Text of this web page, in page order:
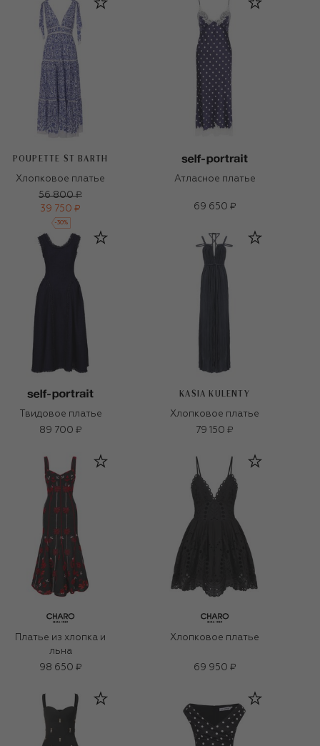
POUPETTE ST BARTH
Хлопковое платье
56 800 ₽
39 750 ₽
-30%
Атласное платье
69 650 ₽
Твидовое платье
89 700 ₽
KASIA KULENTY
Хлопковое платье
79 150 ₽
Платье из хлопка и
льна
98 650 ₽
Хлопковое платье
69 950 ₽